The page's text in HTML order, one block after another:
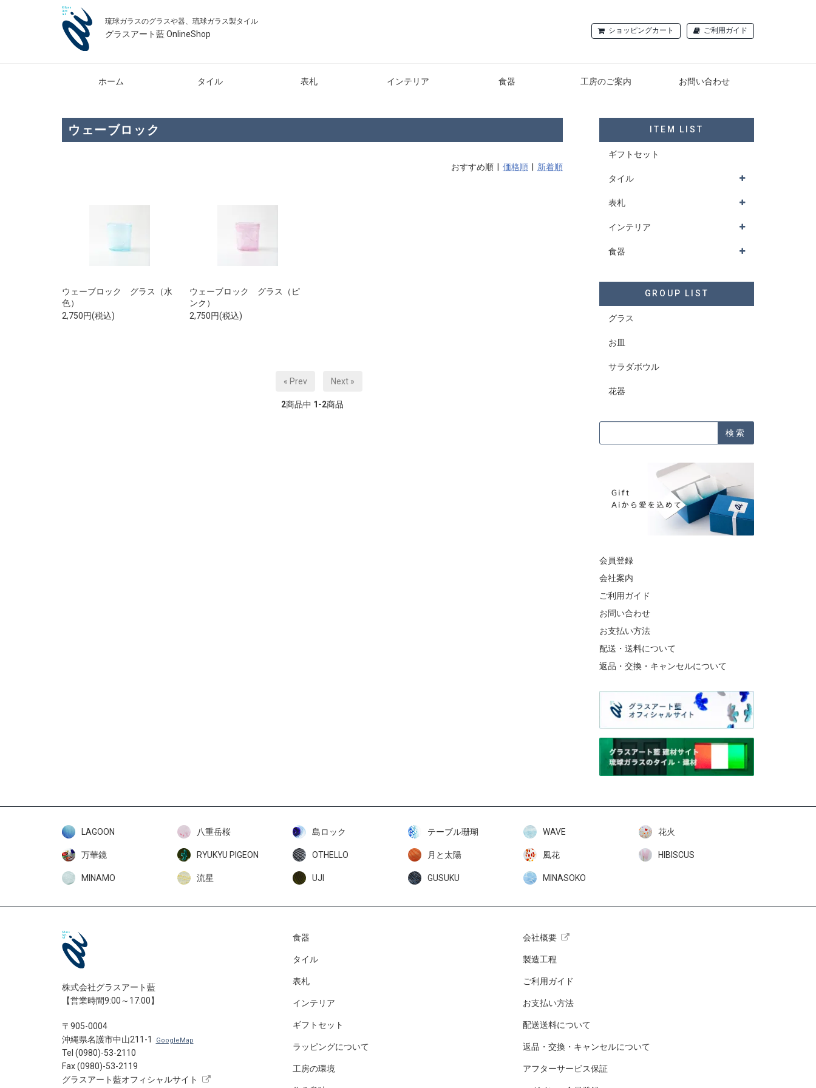
琉球ガラスのグラスや器、琉球ガラス製タイル
グラスアート藍 OnlineShop
ホーム タイル 表札 インテリア 食器 工房のご案内 お問い合わせ
ショッピングカート ご利用ガイド
ウェーブロック
おすすめ順 | 価格順 | 新着順
ウェーブロック グラス（水
色）
2,750円(税込)
ウェーブロック グラス（ピ
ンク）
2,750円(税込)
« Prev Next »
2商品中 1-2商品
ITEM LIST
ギフトセット
タイル
表札
インテリア
食器
GROUP LIST
グラス
お皿
サラダボウル
花器
検索
会員登録
会社案内
ご利用ガイド
お問い合わせ
お支払い方法
配送・送料について
返品・交換・キャンセルについて
LAGOON 八重岳桜 島ロック テーブル珊瑚 WAVE 花火
万華鏡 RYUKYU PIGEON OTHELLO 月と太陽 風花 HIBISCUS
MINAMO 流星 UJI GUSUKU MINASOKO
株式会社グラスアート藍
【営業時間9:00～17:00】
〒905-0004
沖縄県名護市中山211-1
GoogleMap
Tel (0980)-53-2110
Fax (0980)-53-2119
グラスアート藍オフィシャルサイト
食器
タイル
表札
インテリア
ギフトセット
ラッピングについて
工房の環境
会社概要
製造工程
ご利用ガイド
お支払い方法
配送送料について
返品・交換・キャンセルについて
アフターサービス保証